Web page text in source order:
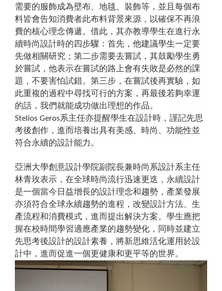
需要的服飾成為壁布、地毯、裝飾等，並且每個布
料皆會告知消費者此布料背景來源，以確保不再浪
費的核心理念傳遞。借此，其亦教導學生在進行永
續時尚設計時的四步驟：首先，他建議學生一定要
先做相關研究；第二步需要去嘗試，其鼓勵學生勇
於嘗試，他表示在嘗試的路上會有失敗是必然的課
題，不要害怕試錯。第三步，在嘗試後再實驗，如
此重複的過程中尋找可行的方案，再最後若夠幸運
的話，我們就能成功做出理想的作品。
Stelios Geros系主任亦提醒學生在設計時，謹記先思
考後創作，進而培養出具有美感、時尚、功能性並
符合永續的設計能力。
亞洲大學創意設計學院副院長兼時尚系設計系主任
林青玫表示，在全球時尚流行迅速更迭，永續設計
是一個當今日益增長的設計理念和趨勢，產業發展
亦須符合全球永續趨勢的進程，改變設計方法、生
產流程和消費模式，進而提出解決方案。學生應把
握在校時間學習適應產業的趨勢變化，同時並建立
先思考後設計的設計素養，將新思維活化運用於設
計中，進而促進一個更健康和更平等的世界。